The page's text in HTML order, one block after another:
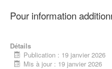
Pour information
Détails
Publication : 19 janvier 2026
Mis à jour : 19 janvier 2026